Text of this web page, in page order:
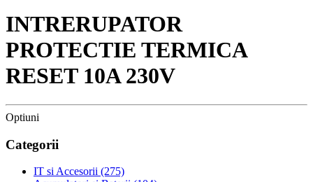
INTRERUPATOR
PROTECTIE TERMICA
RESET 10A 230V
Optiuni
Categorii
IT si Accesorii (275)